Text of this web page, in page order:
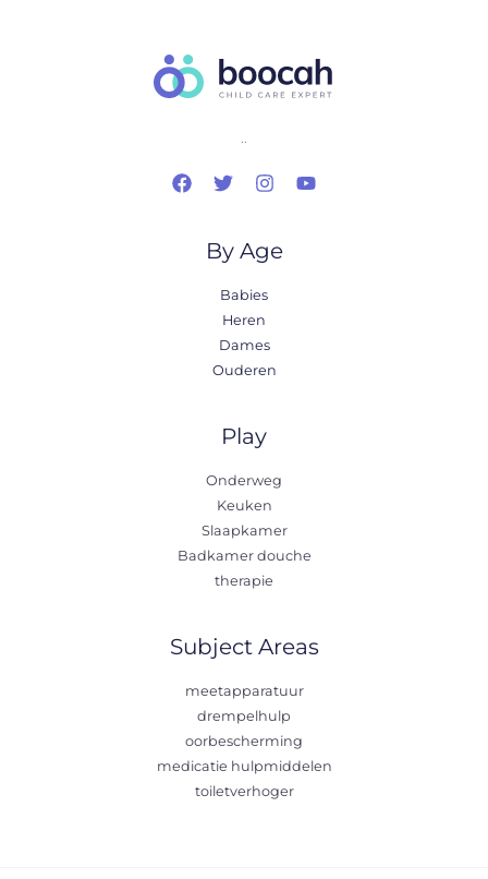
..
By Age
Babies
Heren
Dames
Ouderen
Play
Onderweg
Keuken
Slaapkamer
Badkamer douche
therapie
Subject Areas
meetapparatuur
drempelhulp
oorbescherming
medicatie hulpmiddelen
toiletverhoger